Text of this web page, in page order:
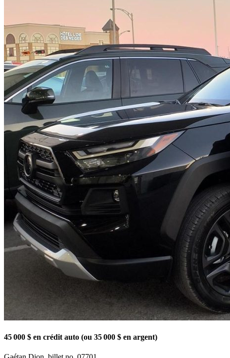
45 000 $ en crédit auto (ou 35 000 $ en argent)